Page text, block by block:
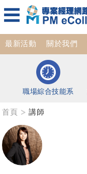
最新活動 關於我們
職場綜合技能系
首頁 講師